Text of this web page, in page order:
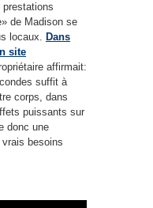
prestations
de Madison se
locaux. Dans
site
affirmait:
suffit à
corps, dans
puissants sur
donc une
besoins